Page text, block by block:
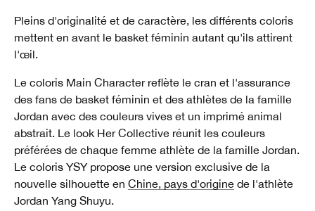
Pleins d'originalité et de caractère, les différents coloris
mettent en avant le basket féminin autant qu'ils attirent
l'œil.
Le coloris Main Character reflète le cran et l'assurance
des fans de basket féminin et des athlètes de la famille
Jordan avec des couleurs vives et un imprimé animal
abstrait. Le look Her Collective réunit les couleurs
préférées de chaque femme athlète de la famille Jordan.
Le coloris YSY propose une version exclusive de la
nouvelle silhouette en Chine, pays d'origine de l'athlète
Jordan Yang Shuyu.